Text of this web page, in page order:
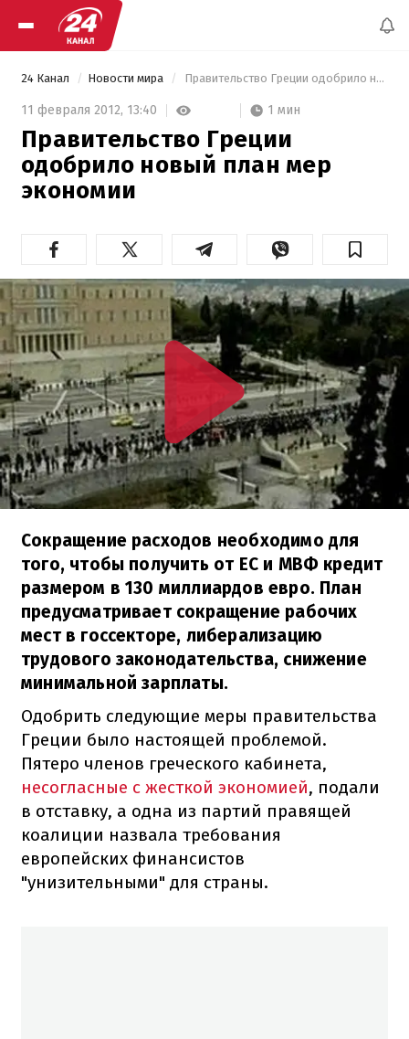
24 Канал Новости мира Правительство Греции одобрило новый план мер экономии
11 февраля 2012, 13:40 1 мин
Правительство Греции
одобрило новый план мер
экономии
Сокращение расходов необходимо для
того, чтобы получить от ЕС и МВФ кредит
размером в 130 миллиардов евро. План
предусматривает сокращение рабочих
мест в госсекторе, либерализацию
трудового законодательства, снижение
минимальной зарплаты.
Одобрить следующие меры правительства
Греции было настоящей проблемой.
Пятеро членов греческого кабинета,
несогласные с жесткой экономией, подали
в отставку, а одна из партий правящей
коалиции назвала требования
европейских финансистов
"унизительными" для страны.